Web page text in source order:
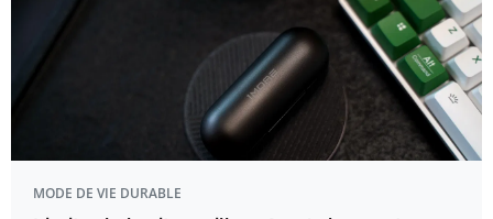
MODE DE VIE DURABLE